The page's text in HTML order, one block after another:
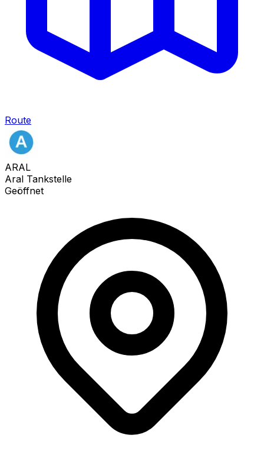
Route
ARAL
Aral Tankstelle
Geöffnet